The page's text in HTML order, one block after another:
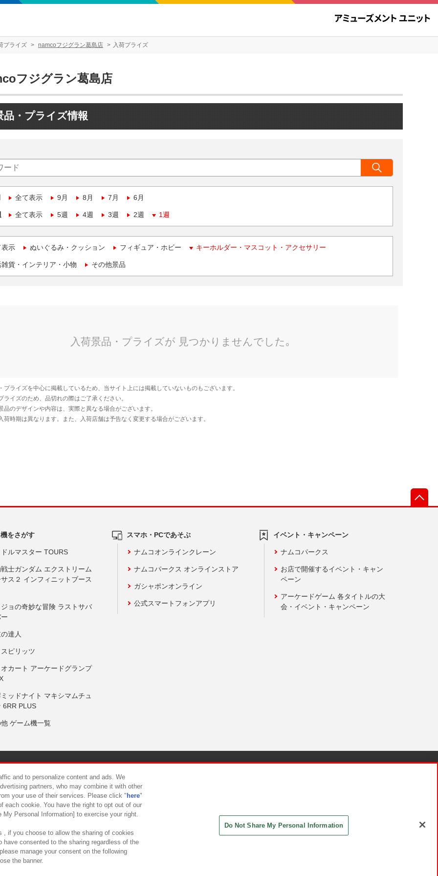
プライズ namcoフジグラン葛島店 入荷プライズ
フジグラン葛島店
品・プライズ情報
全て表示 9月 8月 7月 6月
全て表示 5週 4週 3週 2週 1週
表示 ぬいぐるみ・クッション フィギュア・ホビー キーホルダー・マスコット・アクセサリー
貨・インテリア・小物 その他景品
をさがす
ルマスター TOURS
士ガンダム エクストリーム
ス２ インフィニットブース
ョの奇妙な冒険 ラストサバ
達人
ピリッツ
カート アーケードグランプ
ッドナイト マキシマムチュ
6RR PLUS
ゲーム機一覧
スマホ・PCであそぶ
ナムコオンラインクレーン
ナムコパークス オンラインストア
ガシャポンオンライン
公式スマートフォンアプリ
イベント・キャンペーン
ナムコパークス
お店で開催するイベント・キャン
ペーン
アーケードゲーム 各タイトルの大
会・イベント・キャンペーン
について カスタマーハラスメント対応方針
and to personalize content and ads. We
partners, who may combine it with other
your use of their services. Please click " here"
each cookie. You have the right to opt out of our
Personal Information] to exercise your right.
, if you choose to allow the sharing of cookies
have consented to the sharing regardless of the
manage your consent on the following
the banner.
Do Not Share My Personal Information